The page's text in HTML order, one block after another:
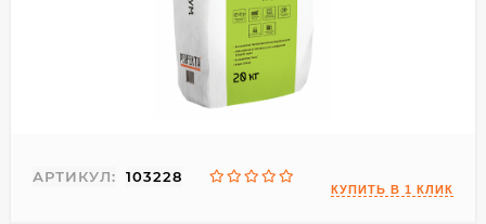
АРТИКУЛ: 103228